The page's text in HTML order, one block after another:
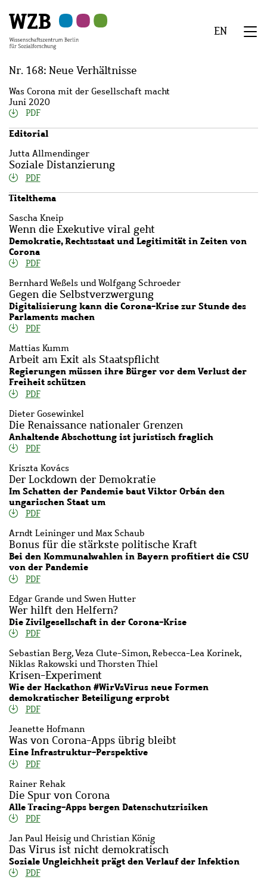
Hauptinhalt
springen
Navigation
springen
Suche
springen
Sekundärnavigation
springen
Fußzeile
springen
EN
Menü
Nr. 168: Neue Verhältnisse
Was Corona mit der Gesellschaft macht
Juni 2020
PDF
Editorial
Jutta Allmendinger
Soziale Distanzierung
PDF
Titelthema
Sascha Kneip
Wenn die Exekutive viral geht
Demokratie, Rechtsstaat und Legitimität in Zeiten von
Corona
PDF
Bernhard Weßels und Wolfgang Schroeder
Gegen die Selbstverzwergung
Digitalisierung kann die Corona-Krise zur Stunde des
Parlaments machen
PDF
Mattias Kumm
Arbeit am Exit als Staatspflicht
Regierungen müssen ihre Bürger vor dem Verlust der
Freiheit schützen
PDF
Dieter Gosewinkel
Die Renaissance nationaler Grenzen
Anhaltende Abschottung ist juristisch fraglich
PDF
Kriszta Kovács
Der Lockdown der Demokratie
Im Schatten der Pandemie baut Viktor Orbán den
ungarischen Staat um
PDF
Arndt Leininger und Max Schaub
Bonus für die stärkste politische Kraft
Bei den Kommunalwahlen in Bayern profitiert die CSU
von der Pandemie
PDF
Edgar Grande und Swen Hutter
Wer hilft den Helfern?
Die Zivilgesellschaft in der Corona-Krise
PDF
Sebastian Berg, Veza Clute-Simon, Rebecca-Lea Korinek,
Niklas Rakowski und Thorsten Thiel
Krisen-Experiment
Wie der Hackathon #WirVsVirus neue Formen
demokratischer Beteiligung erprobt
PDF
Jeanette Hofmann
Was von Corona-Apps übrig bleibt
Eine Infrastruktur-Perspektive
PDF
Rainer Rehak
Die Spur von Corona
Alle Tracing-Apps bergen Datenschutzrisiken
PDF
Jan Paul Heisig und Christian König
Das Virus ist nicht demokratisch
Soziale Ungleichheit prägt den Verlauf der Infektion
PDF